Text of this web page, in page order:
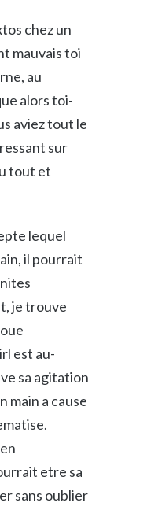
chez un
mauvais toi
au
alors toi-
aviez tout le
sur
tout et
lequel
il pourrait
je trouve
est au-
sa agitation
main a cause
etre sa
sans oublier
The